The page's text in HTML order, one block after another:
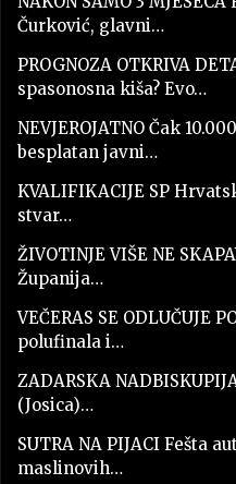
Čurković, glavni…
PROGNOZA OTKRIVA
spasonosna kiša? Evo…
NEVJEROJATNO Čak
besplatan javni…
KVALIFIKACIJE SP
stvar…
ŽIVOTINJE VIŠE NE
Županija…
VEČERAS SE ODLUČUJE
polufinala i…
ZADARSKA
(Josica)…
SUTRA NA PIJACI Fešta
maslinovih…